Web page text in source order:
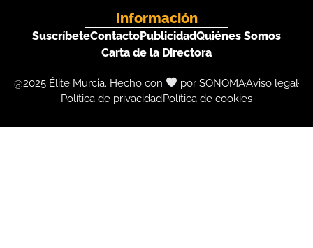
Información
SuscríbeteContactoPublicidadQuiénes Somos
Carta de la Directora
@2025 Élite Murcia. Hecho con por SONOMAAviso legal
Política de privacidadPolítica de cookies